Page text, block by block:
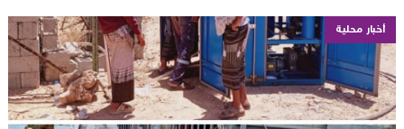
أخبار محلية